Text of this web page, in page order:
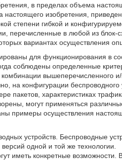
в пределах объема
изобретения,
степени гибкой и
перечисленные в любой из блок-
вариантах осуществления
для функционирования в
соблюдены определенные
вышеперечисленного и/
на конфигурации беспроводного
пакетов, характеристиках
могут применяться
примеры осуществления
устройств. Беспроводные
одной и той же технологии.
иметь конкретные возможности.